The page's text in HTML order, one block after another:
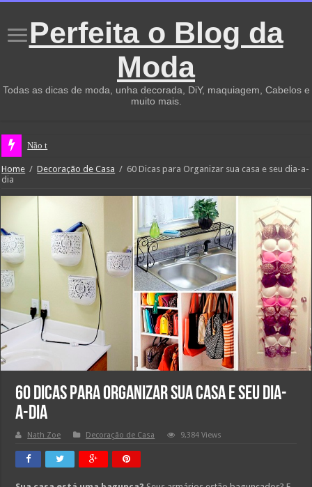
Perfeita o Blog da
Moda
Todas as dicas de moda, unha decorada, DiY, maquiagem, Cabelos e
muito mais.
Não te vingues, deixa que a vida faça isso por ti
Home / Decoração de Casa / 60 Dicas para Organizar sua casa e seu dia-a-
dia
60 Dicas para Organizar sua casa e seu dia-
a-dia
Nath Zoe Decoração de Casa 9,384 Views